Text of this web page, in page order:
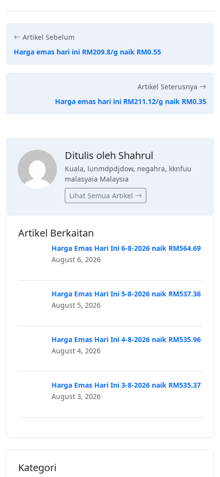
Artikel Sebelum
Harga emas hari ini RM209.8/g naik RM0.55
Artikel Seterusnya
Harga emas hari ini RM211.12/g naik RM0.35
Ditulis oleh Shahrul
Kuala, lunmdpdjdow, negahra, kknfuu
malasyaia Malaysia
Lihat Semua Artikel
Artikel Berkaitan
Harga Emas Hari Ini 6-8-2026 naik RM564.69
August 6, 2026
Harga Emas Hari Ini 5-8-2026 naik RM537.36
August 5, 2026
Harga Emas Hari Ini 4-8-2026 naik RM535.96
August 4, 2026
Harga Emas Hari Ini 3-8-2026 naik RM535.37
August 3, 2026
Kategori